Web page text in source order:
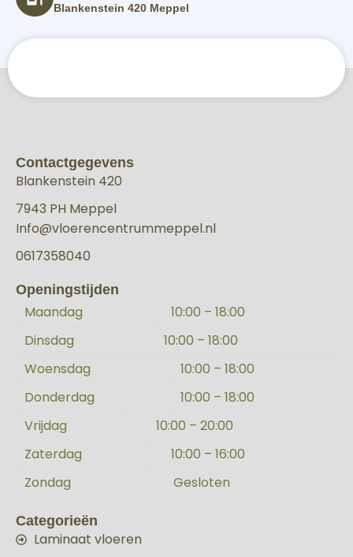
Blankenstein 420 Meppel
Contactgegevens
Blankenstein 420
7943 PH Meppel
Info@vloerencentrummeppel.nl
0617358040
Openingstijden
Maandag
10:00 – 18:00
Dinsdag
10:00 – 18:00
Woensdag
10:00 – 18:00
Donderdag
10:00 – 18:00
Vrijdag
10:00 – 20:00
Zaterdag
10:00 – 16:00
Zondag
Gesloten
Categorieën
Laminaat vloeren